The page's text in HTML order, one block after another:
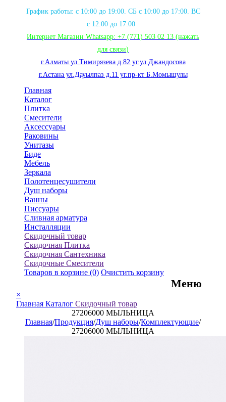
График работы: с 10:00 до 19:00. СБ с 10:00 до 17:00. ВС
с 12:00 до 17:00
Интернет Магазин Whatsapp: +7 (771) 503 02 13 (нажать
для связи)
г.Алматы ул.Тимирязева д.82 уг.ул.Джандосова
г.Астана ул.Дауылпаз д.11 уг.пр-кт Б.Момышулы
Главная
Каталог
Плитка
Смесители
Аксессуары
Раковины
Унитазы
Биде
Мебель
Зеркала
Полотенцесушители
Душ наборы
Ванны
Писсуары
Сливная арматура
Инсталляции
Скидочный товар
Скидочная Плитка
Скидочная Сантехника
Скидочные Смесители
Товаров в корзине (0) Очистить корзину
Меню
×
Главная Каталог Скидочный товар
27206000 МЫЛЬНИЦА
Главная/Продукция/Душ наборы/Комплектующие/
27206000 МЫЛЬНИЦА